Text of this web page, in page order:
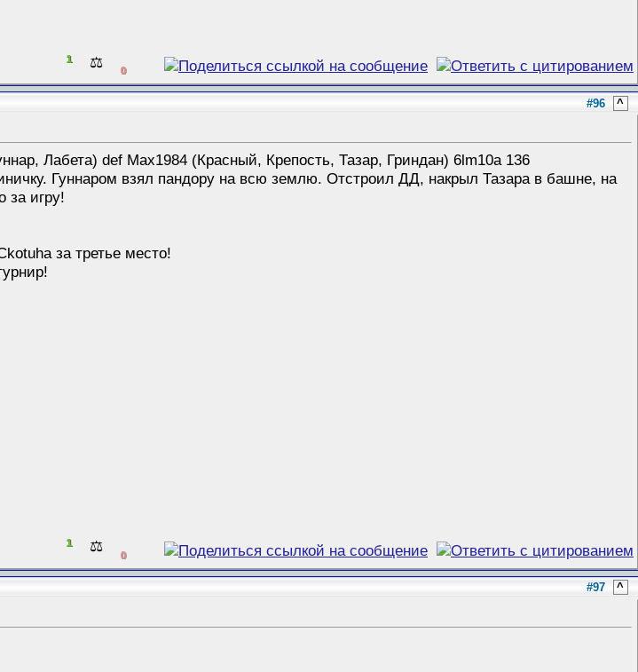
1 ⚖️ 0
#96 ^
Лабета) def Max1984 (Красный, Крепость, Тазар, Гриндан) 6lm10a 136
Гуннаром взял пандору на всю землю. Отстроил ДД, накрыл Тазара в башне, на
за игру!
за третье место!
1 ⚖️ 0
#97 ^